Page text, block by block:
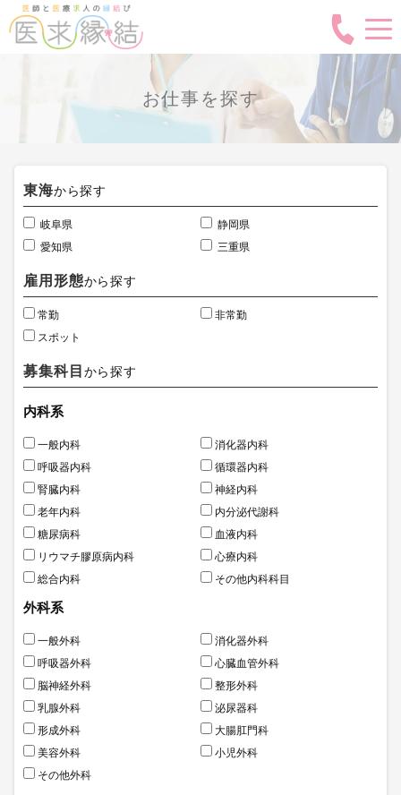
お仕事を探す
東海から探す
岐阜県
静岡県
愛知県
三重県
雇用形態から探す
常勤
非常勤
スポット
募集科目 から探す
内科系
一般内科
消化器内科
呼吸器内科
循環器内科
腎臓内科
神経内科
老年内科
内分泌代謝科
糖尿病科
血液内科
リウマチ膠原病内科
心療内科
総合内科
その他内科科目
外科系
一般外科
消化器外科
呼吸器外科
心臓血管外科
脳神経外科
整形外科
乳腺外科
泌尿器科
形成外科
大腸肛門科
美容外科
小児外科
その他外科